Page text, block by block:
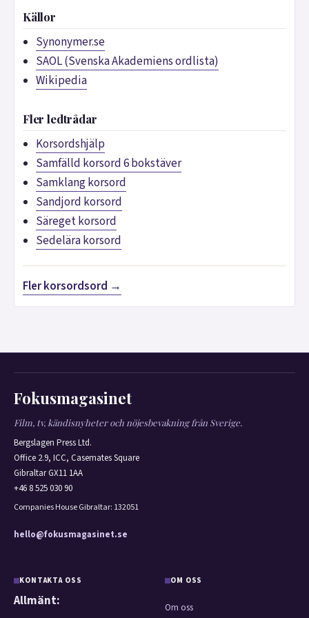
Källor
Synonymer.se
SAOL (Svenska Akademiens ordlista)
Wikipedia
Fler ledtrådar
Korsordshjälp
Samfälld korsord 6 bokstäver
Samklang korsord
Sandjord korsord
Säreget korsord
Sedelära korsord
Fler korsordsord →
Fokusmagasinet
Film, tv, kändisnyheter och nöjesbevakning från Sverige.
Bergslagen Press Ltd.
Office 2.9, ICC, Casemates Square
Gibraltar GX11 1AA
+46 8 525 030 90
Companies House Gibraltar: 132051
hello@fokusmagasinet.se
KONTAKTA OSS
Allmänt:
OM OSS
Om oss